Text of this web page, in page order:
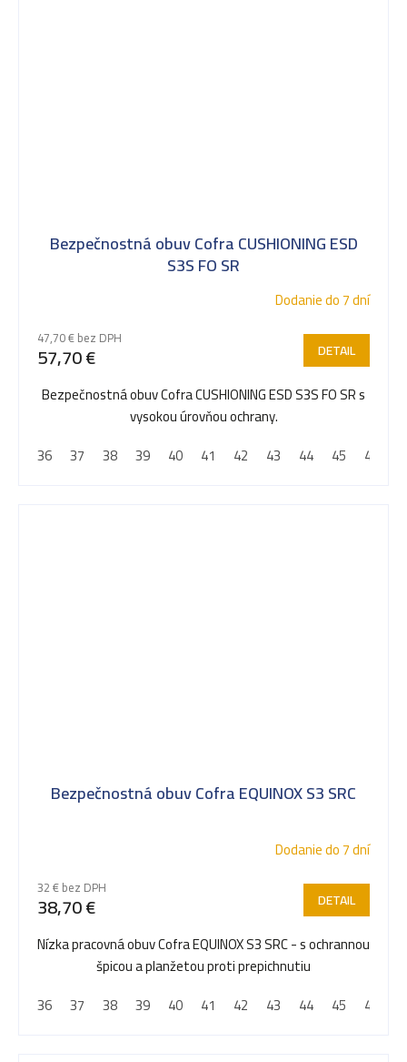
Bezpečnostná obuv Cofra CUSHIONING ESD
S3S FO SR
Dodanie do 7 dní
47,70 € bez DPH
57,70 € DETAIL
Bezpečnostná obuv Cofra CUSHIONING ESD S3S FO SR s
vysokou úrovňou ochrany.
36
37 38 39 40 41 42 43 44 45 46
Bezpečnostná obuv Cofra EQUINOX S3 SRC
Dodanie do 7 dní
32 € bez DPH
38,70 € DETAIL
Nízka pracovná obuv Cofra EQUINOX S3 SRC - s ochrannou
špicou a planžetou proti prepichnutiu
36
37 38 39 40 41 42 43 44 45 46